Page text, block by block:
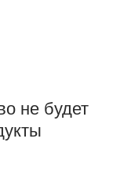
не будет